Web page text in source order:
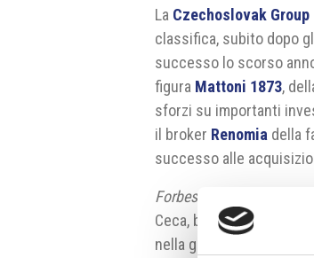
La Czechoslovak Group
classifica, subito dopo
successo lo scorso
figura Mattoni 1873,
sforzi su importanti
il broker Renomia della
successo alle
Forbes
Ceca, basandosi sugli
nella graduatoria solo